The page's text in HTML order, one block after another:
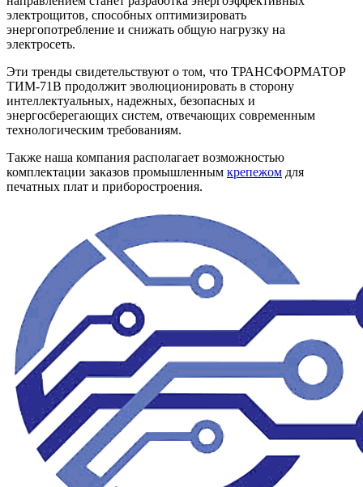
электрощитов, способных оптимизировать
энергопотребление и снижать общую нагрузку на
электросеть.
Эти тренды свидетельствуют о том, что ТРАНСФОРМАТОР
ТИМ-71В продолжит эволюционировать в сторону
интеллектуальных, надежных, безопасных и
энергосберегающих систем, отвечающих современным
технологическим требованиям.
Также наша компания располагает возможностью
комплектации заказов промышленным крепежом для
печатных плат и приборостроения.